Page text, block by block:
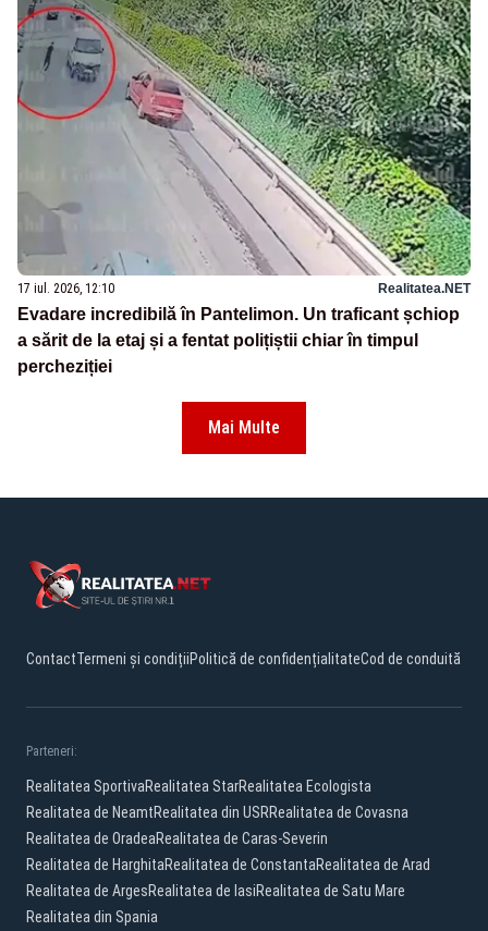
17 iul. 2026, 12:10 Realitatea.NET
Evadare incredibilă în Pantelimon. Un traficant șchiop
a sărit de la etaj și a fentat polițiștii chiar în timpul
percheziției
Mai Multe
ContactTermeni și condițiiPolitică de confidențialitateCod de conduită
Parteneri:
Realitatea SportivaRealitatea StarRealitatea Ecologista
Realitatea de NeamtRealitatea din USRRealitatea de Covasna
Realitatea de OradeaRealitatea de Caras-Severin
Realitatea de HarghitaRealitatea de ConstantaRealitatea de Arad
Realitatea de ArgesRealitatea de IasiRealitatea de Satu Mare
Realitatea din Spania